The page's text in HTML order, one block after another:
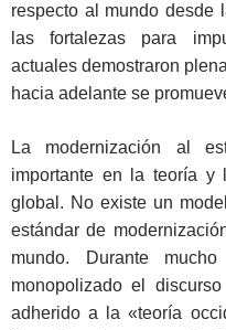
respecto al mundo desde
las fortalezas para
actuales demostraron
hacia adelante se
La modernización al
importante en la teoría y
global. No existe un
estándar de
mundo. Durante
monopolizado el
adherido a la «teoría